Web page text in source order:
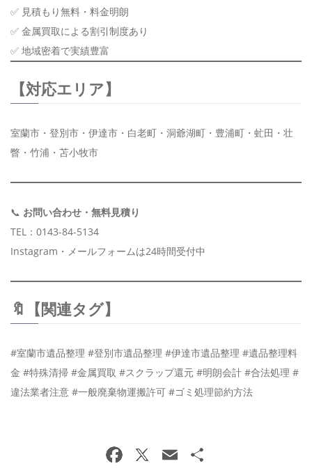
✅ 見積もり無料・料金明朗
✅ 金属買取による割引制度あり
✅ 地域密着で実績豊富
【対応エリア】
室蘭市・登別市・伊達市・白老町・洞爺湖町・豊浦町・虻田・壮
瞥・竹浦・苫小牧市
📞 お問い合わせ・無料見積り
TEL：0143-84-5134
Instagram・メールフォームは24時間受付中
🔖【関連タグ】
#室蘭市遺品整理 #登別市遺品整理 #伊達市遺品整理 #遺品整理料
金 #特殊清掃 #金属買取 #スクラップ還元 #明朗会計 #合法処理 #
違法業者注意 #一般廃棄物運搬許可 #ゴミ処理節約方法